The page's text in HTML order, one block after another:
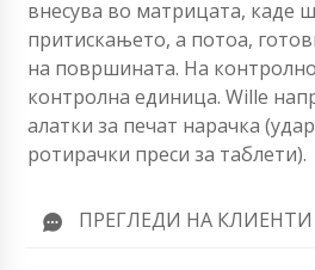
внесува во матрицата, каде
притискањето, а потоа,
на површината. На
контролна единица. Willе
алатки за печат нарачка
ротирачки преси за таблети).
ПРЕГЛЕДИ НА КЛИЕНТИ